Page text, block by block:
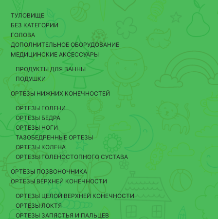
ТУЛОВИЩЕ
БЕЗ КАТЕГОРИИ
ГОЛОВА
ДОПОЛНИТЕЛЬНОЕ ОБОРУДОВАНИЕ
МЕДИЦИНСКИЕ АКСЕССУАРЫ
ПРОДУКТЫ ДЛЯ ВАННЫ
ПОДУШКИ
ОРТЕЗЫ НИЖНИХ КОНЕЧНОСТЕЙ
ОРТЕЗЫ ГОЛЕНИ
ОРТЕЗЫ БЕДРА
ОРТЕЗЫ НОГИ
ТАЗОБЕДРЕННЫЕ ОРТЕЗЫ
ОРТЕЗЫ КОЛЕНА
ОРТЕЗЫ ГОЛЕНОСТОПНОГО СУСТАВА
ОРТЕЗЫ ПОЗВОНОЧНИКА
ОРТЕЗЫ ВЕРХНЕЙ КОНЕЧНОСТИ
ОРТЕЗЫ ЦЕЛОЙ ВЕРХНЕЙ КОНЕЧНОСТИ
ОРТЕЗЫ ЛОКТЯ
ОРТЕЗЫ ЗАПЯСТЬЯ И ПАЛЬЦЕВ